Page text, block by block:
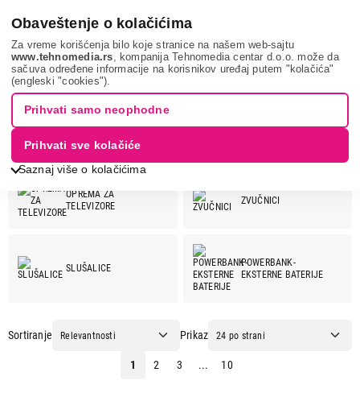
Obaveštenje o kolačićima
Za vreme korišćenja bilo koje stranice na našem web-sajtu
www.tehnomedia.rs , kompanija Tehnomedia centar d.o.o. može da
sačuva određene informacije na korisnikov uređaj putem "kolačića"
(engleski "cookies").
Saznaj više o kolačićima
Prihvati samo neophodne
Prihvati sve kolačiće
GEMBIRD
GEMBIRD
GEMBIRD ponuda:
OPREMA ZA
TELEVIZORE
ZVUČNICI
SLUŠALICE
POWERBANK-
EKSTERNE BATERIJE
OPREMA ZA MOBILNE
RAČUNARSKE
Sortiranje Prikaz
1 2 3 ... 10